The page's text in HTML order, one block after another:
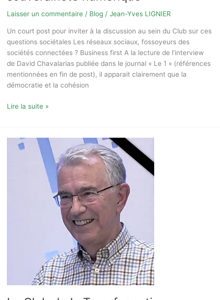
Laisser un commentaire / Blog/ Jean-Yves LIGNIER
Un court post pour inviter à la discussion au sein du Club sur ces
questions sociétales Les réseaux sociaux, fossoyeurs des
sociétés connectées ? Business first A la lecture de l’interview
de David Chavalarias publiée dans le journal « Le 1 » (références
mentionnées en fin de post), il apparait clairement que la
démocratie et la cohésion
Lire la suite »
Transformation